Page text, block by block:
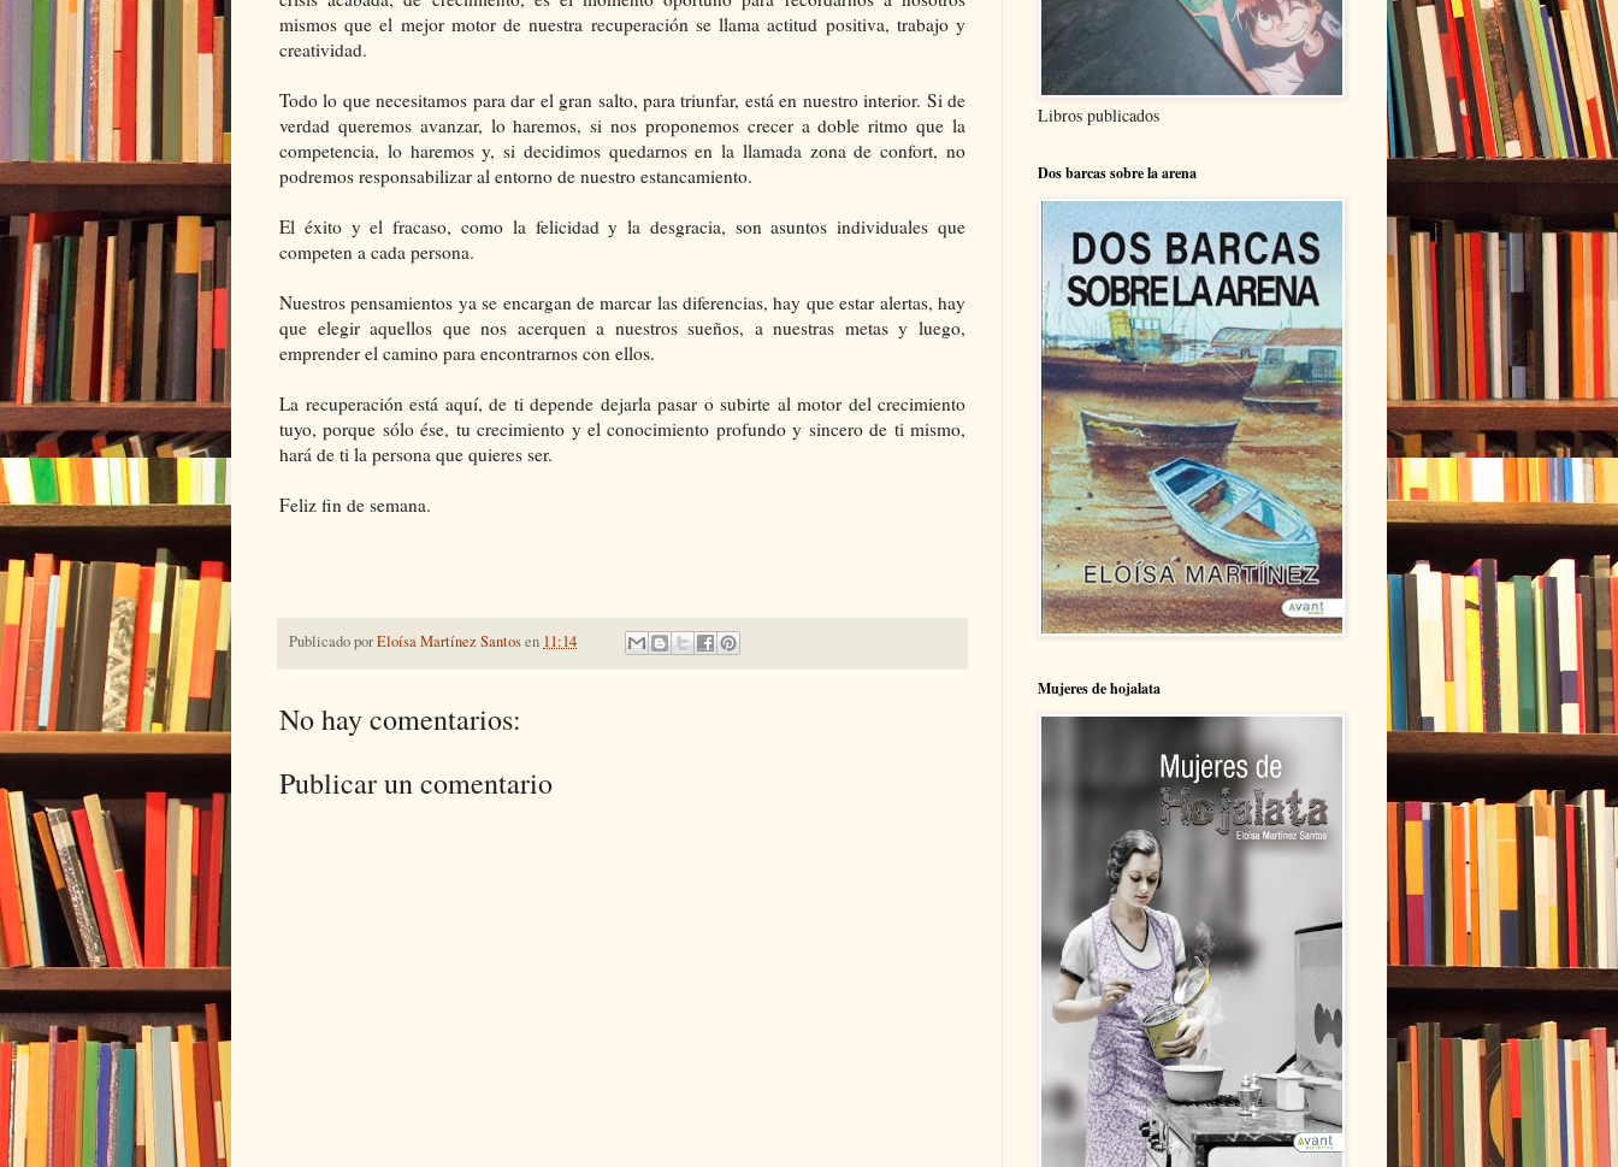
mismos que el mejor motor de nuestra recuperación se llama actitud positiva, trabajo y
creatividad.
Todo lo que necesitamos para dar el gran salto, para triunfar, está en nuestro interior. Si de
verdad queremos avanzar, lo haremos, si nos proponemos crecer a doble ritmo que la
competencia, lo haremos y, si decidimos quedarnos en la llamada zona de confort, no
podremos responsabilizar al entorno de nuestro estancamiento.
El éxito y el fracaso, como la felicidad y la desgracia, son asuntos individuales que
competen a cada persona.
Nuestros pensamientos ya se encargan de marcar las diferencias, hay que estar alertas, hay
que elegir aquellos que nos acerquen a nuestros sueños, a nuestras metas y luego,
emprender el camino para encontrarnos con ellos.
La recuperación está aquí, de ti depende dejarla pasar o subirte al motor del crecimiento
tuyo, porque sólo ése, tu crecimiento y el conocimiento profundo y sincero de ti mismo,
hará de ti la persona que quieres ser.
Feliz fin de semana.
Publicado porEloísa Martínez Santosen 11:14
No hay comentarios:
Publicar un comentario
Libros publicados
Dos barcas sobre la arena
Mujeres de hojalata